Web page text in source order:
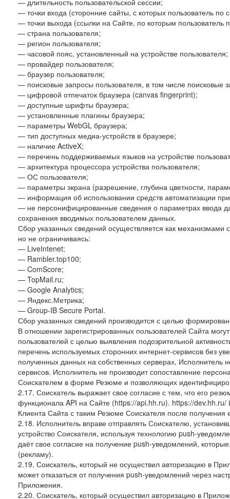
— длительность пользовательской сессии;
— точки входа (сторонние сайты, с которых пользователь по
— точки выхода (ссылки на Сайте, по которым пользователь
— страна пользователя;
— регион пользователя;
— часовой пояс, установленный на устройстве пользователя;
— провайдер пользователя;
— браузер пользователя;
— поисковые запросы пользователя, в том числе поисковые
— цифровой отпечаток браузера (canvas fingerprint);
— доступные шрифты браузера;
— установленные плагины браузера;
— параметры WebGL браузера;
— тип доступных медиа-устройств в браузере;
— наличие ActiveX;
— перечень поддерживаемых языков на устройстве
— архитектура процессора устройства пользователя;
— ОС пользователя;
— параметры экрана (разрешение, глубина цветности,
— информация об использовании средств автоматизации
— не персонифицированные сведения о параметрах ввода
сохранения вводимых пользователем данных.
Сбор указанных сведений осуществляется как
но не ограничиваясь:
— LiveIntenet;
— Rambler.top100;
— ComScore;
— TopMail.ru;
— Google Analytics;
— Яндекс.Метрика;
— Group-IB Secure Portal.
Сбор указанных сведений производится с целью
В отношении зарегистрированных пользователей Сайта
пользователей с целью выявления подозрительной
перечень используемых сторонних интернет-сервисов без
полученных данных на собственных серверах, Исполнитель
сервисов. Исполнитель не производит сопоставление
Соискателем в форме Резюме и позволяющих
2.17. Соискатель выражает свое согласие с тем, что его
функционала API на Сайте (https://api.hh.ru). https://dev.hh.ru/
Клиента Сайта с таким Резюме Соискателя после
2.18. Исполнитель вправе отправлять Соискателю,
устройство Соискателя, используя технологию push-
даёт свое согласие на получение push-уведомлений,
(рекламу).
2.19. Соискатель, который не осуществил авторизацию в
может отказаться от получения push-уведомлений через
Приложения.
2.20. Соискатель, который осуществил авторизацию в